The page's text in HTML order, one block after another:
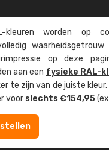
kleuren worden op
waarheids­­getrouw
op deze
aan een fysieke RAL-
te zijn van de juiste
voor slechts €154,95